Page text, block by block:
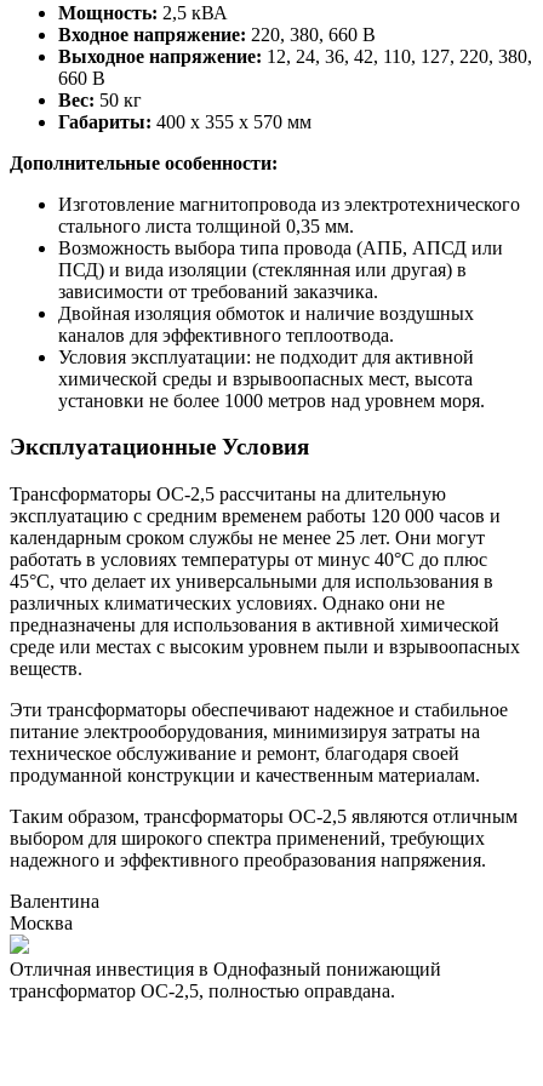
Мощность: 2,5 кВА
Входное напряжение: 220, 380, 660 В
Выходное напряжение: 12, 24, 36, 42, 110, 127, 220, 380,
660 В
Вес: 50 кг
Габариты: 400 х 355 х 570 мм
Дополнительные особенности:
Изготовление магнитопровода из электротехнического
стального листа толщиной 0,35 мм.
Возможность выбора типа провода (АПБ, АПСД или
ПСД) и вида изоляции (стеклянная или другая) в
зависимости от требований заказчика.
Двойная изоляция обмоток и наличие воздушных
каналов для эффективного теплоотвода.
Условия эксплуатации: не подходит для активной
химической среды и взрывоопасных мест, высота
установки не более 1000 метров над уровнем моря.
Эксплуатационные Условия
Трансформаторы ОС-2,5 рассчитаны на длительную
эксплуатацию с средним временем работы 120 000 часов и
календарным сроком службы не менее 25 лет. Они могут
работать в условиях температуры от минус 40°C до плюс
45°C, что делает их универсальными для использования в
различных климатических условиях. Однако они не
предназначены для использования в активной химической
среде или местах с высоким уровнем пыли и взрывоопасных
веществ.
Эти трансформаторы обеспечивают надежное и стабильное
питание электрооборудования, минимизируя затраты на
техническое обслуживание и ремонт, благодаря своей
продуманной конструкции и качественным материалам.
Таким образом, трансформаторы ОС-2,5 являются отличным
выбором для широкого спектра применений, требующих
надежного и эффективного преобразования напряжения.
Валентина
Москва
Отличная инвестиция в Однофазный понижающий
трансформатор ОС-2,5, полностью оправдана.